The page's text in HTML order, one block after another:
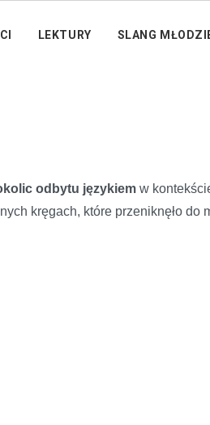
LEKTURY SLANG
odbytu językiem w
kręgach, które przeniknęło do